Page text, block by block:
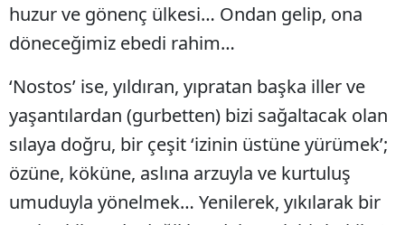
huzur ve gönenç ülkesi… Ondan gelip, ona
döneceğimiz ebedi rahim…
‘Nostos’ ise, yıldıran, yıpratan başka iller ve
yaşantılardan (gurbetten) bizi sağaltacak olan
sılaya doğru, bir çeşit ‘izinin üstüne yürümek’;
özüne, köküne, aslına arzuyla ve kurtuluş
umuduyla yönelmek… Yenilerek, yıkılarak bir